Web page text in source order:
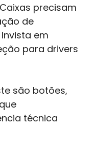
precisam
de
em
para drivers
são botões,
técnica